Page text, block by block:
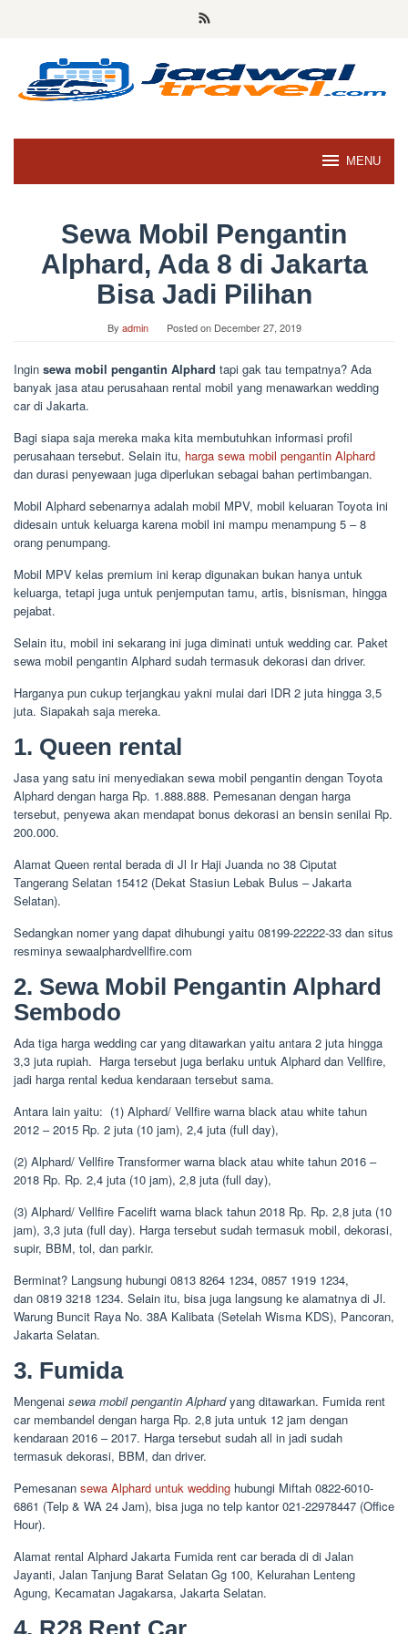
MENU
Sewa Mobil Pengantin
Alphard, Ada 8 di Jakarta
Bisa Jadi Pilihan
By admin Posted on December 27, 2019
Ingin sewa mobil pengantin Alphard tapi gak tau tempatnya? Ada
banyak jasa atau perusahaan rental mobil yang menawarkan wedding
car di Jakarta.
Bagi siapa saja mereka maka kita membutuhkan informasi profil
perusahaan tersebut. Selain itu, harga sewa mobil pengantin Alphard
dan durasi penyewaan juga diperlukan sebagai bahan pertimbangan.
Mobil Alphard sebenarnya adalah mobil MPV, mobil keluaran Toyota ini
didesain untuk keluarga karena mobil ini mampu menampung 5 – 8
orang penumpang.
Mobil MPV kelas premium ini kerap digunakan bukan hanya untuk
keluarga, tetapi juga untuk penjemputan tamu, artis, bisnisman, hingga
pejabat.
Selain itu, mobil ini sekarang ini juga diminati untuk wedding car. Paket
sewa mobil pengantin Alphard sudah termasuk dekorasi dan driver.
Harganya pun cukup terjangkau yakni mulai dari IDR 2 juta hingga 3,5
juta. Siapakah saja mereka.
1. Queen rental
Jasa yang satu ini menyediakan sewa mobil pengantin dengan Toyota
Alphard dengan harga Rp. 1.888.888. Pemesanan dengan harga
tersebut, penyewa akan mendapat bonus dekorasi an bensin senilai Rp.
200.000.
Alamat Queen rental berada di Jl Ir Haji Juanda no 38 Ciputat
Tangerang Selatan 15412 (Dekat Stasiun Lebak Bulus – Jakarta
Selatan).
Sedangkan nomer yang dapat dihubungi yaitu 08199-22222-33 dan situs
resminya sewaalphardvellfire.com
2. Sewa Mobil Pengantin Alphard
Sembodo
Ada tiga harga wedding car yang ditawarkan yaitu antara 2 juta hingga
3,3 juta rupiah. Harga tersebut juga berlaku untuk Alphard dan Vellfire,
jadi harga rental kedua kendaraan tersebut sama.
Antara lain yaitu: (1) Alphard/ Vellfire warna black atau white tahun
2012 – 2015 Rp. 2 juta (10 jam), 2,4 juta (full day),
(2) Alphard/ Vellfire Transformer warna black atau white tahun 2016 –
2018 Rp. Rp. 2,4 juta (10 jam), 2,8 juta (full day),
(3) Alphard/ Vellfire Facelift warna black tahun 2018 Rp. Rp. 2,8 juta (10
jam), 3,3 juta (full day). Harga tersebut sudah termasuk mobil, dekorasi,
supir, BBM, tol, dan parkir.
Berminat? Langsung hubungi 0813 8264 1234, 0857 1919 1234,
dan 0819 3218 1234. Selain itu, bisa juga langsung ke alamatnya di Jl.
Warung Buncit Raya No. 38A Kalibata (Setelah Wisma KDS), Pancoran,
Jakarta Selatan.
3. Fumida
Mengenai sewa mobil pengantin Alphardyang ditawarkan. Fumida rent
car membandel dengan harga Rp. 2,8 juta untuk 12 jam dengan
kendaraan 2016 – 2017. Harga tersebut sudah all in jadi sudah
termasuk dekorasi, BBM, dan driver.
Pemesanan sewa Alphard untuk wedding hubungi Miftah 0822-6010-
6861 (Telp & WA 24 Jam), bisa juga no telp kantor 021-22978447 (Office
Hour).
Alamat rental Alphard Jakarta Fumida rent car berada di di Jalan
Jayanti, Jalan Tanjung Barat Selatan Gg 100, Kelurahan Lenteng
Agung, Kecamatan Jagakarsa, Jakarta Selatan.
4. R28 Rent Car